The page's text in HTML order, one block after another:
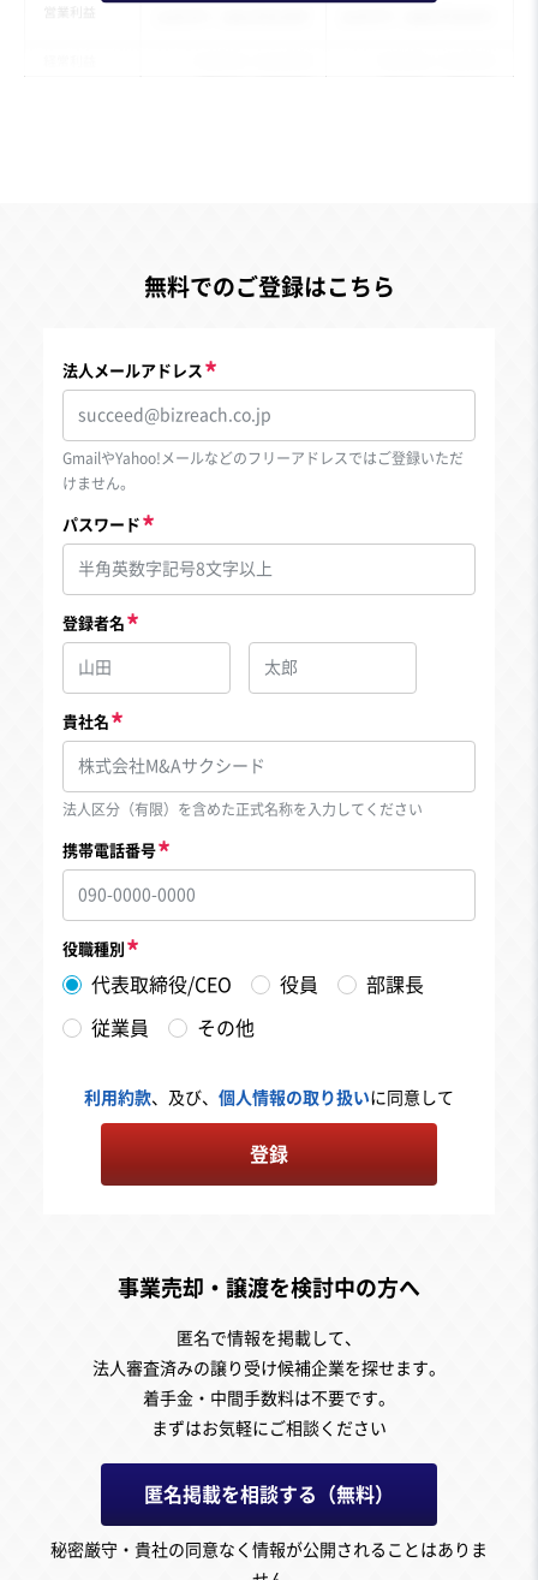
無料でのご登録はこちら
法人メールアドレス
GmailやYahoo!メールなどのフリーアドレスではご登録いただ
けません。
パスワード
登録者名
貴社名
法人区分（有限）を含めた正式名称を入力してください
携帯電話番号
役職種別
代表取締役/CEO 役員 部課長
従業員 その他
利用約款、及び、 個人情報の取り扱いに同意して
登録
事業売却・譲渡を検討中の方へ
匿名で情報を掲載して、
法人審査済みの譲り受け候補企業を探せます。
着手金・中間手数料は不要です。
まずはお気軽にご相談ください
匿名掲載を相談する（無料）
秘密厳守・貴社の同意なく情報が公開されることはありま